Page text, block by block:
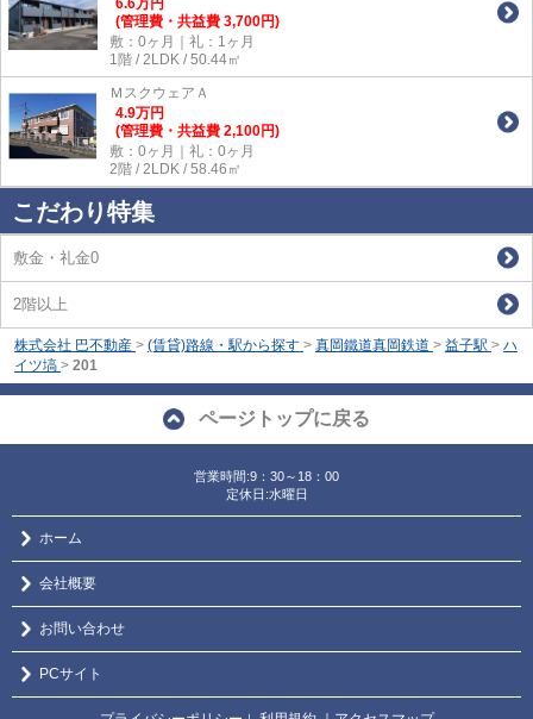
6.6万円
(管理費・共益費 3,700円)
敷：0ヶ月｜礼：1ヶ月
1階 / 2LDK / 50.44㎡
ＭスクウェアＡ
4.9万円
(管理費・共益費 2,100円)
敷：0ヶ月｜礼：0ヶ月
2階 / 2LDK / 58.46㎡
こだわり特集
敷金・礼金0
2階以上
株式会社 巴不動産 > (賃貸)路線・駅から探す > 真岡鐵道真岡鉄道 > 益子駅 > ハ
イツ塙 > 201
ページトップに戻る
営業時間:9：30～18：00
定休日:水曜日
ホーム
会社概要
お問い合わせ
PCサイト